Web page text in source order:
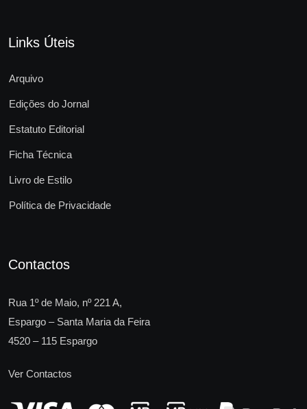
Links Úteis
Arquivo
Edições do Jornal
Estatuto Editorial
Ficha Técnica
Livro de Estilo
Política de Privacidade
Contactos
Rua 1º de Maio, nº 221 A,
Espargo – Santa Maria da Feira
4520 – 115 Espargo
Ver Contactos